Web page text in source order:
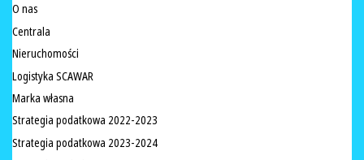
O nas
Centrala
Nieruchomości
Logistyka SCAWAR
Marka własna
Strategia podatkowa 2022-2023
Strategia podatkowa 2023-2024